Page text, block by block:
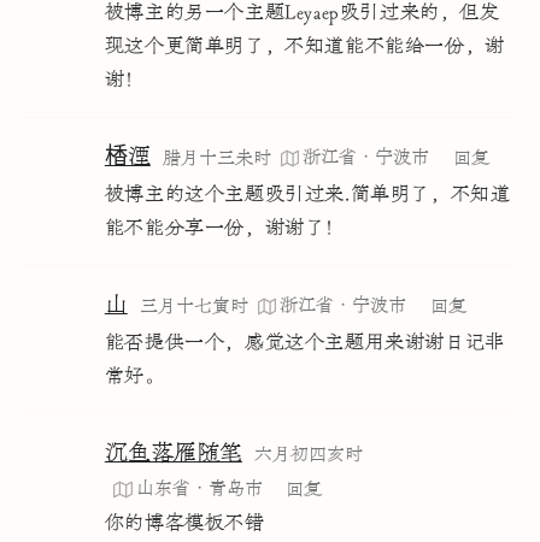
被博主的另一个主题Leyaep吸引过来的，但发
现这个更简单明了，不知道能不能给一份，谢
谢！
楿湮 腊月十三未时 浙江省·宁波市
回复
被博主的这个主题吸引过来.简单明了，不知道
能不能分享一份，谢谢了！
山 三月十七寅时 浙江省·宁波市
回复
能否提供一个，感觉这个主题用来谢谢日记非
常好。
沉鱼落雁随笔 六月初四亥时
山东省·青岛市
回复
你的博客模板不错